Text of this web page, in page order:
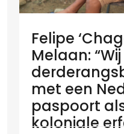
Felipe
Melaan: “Wij
met een
paspoort
koloniale